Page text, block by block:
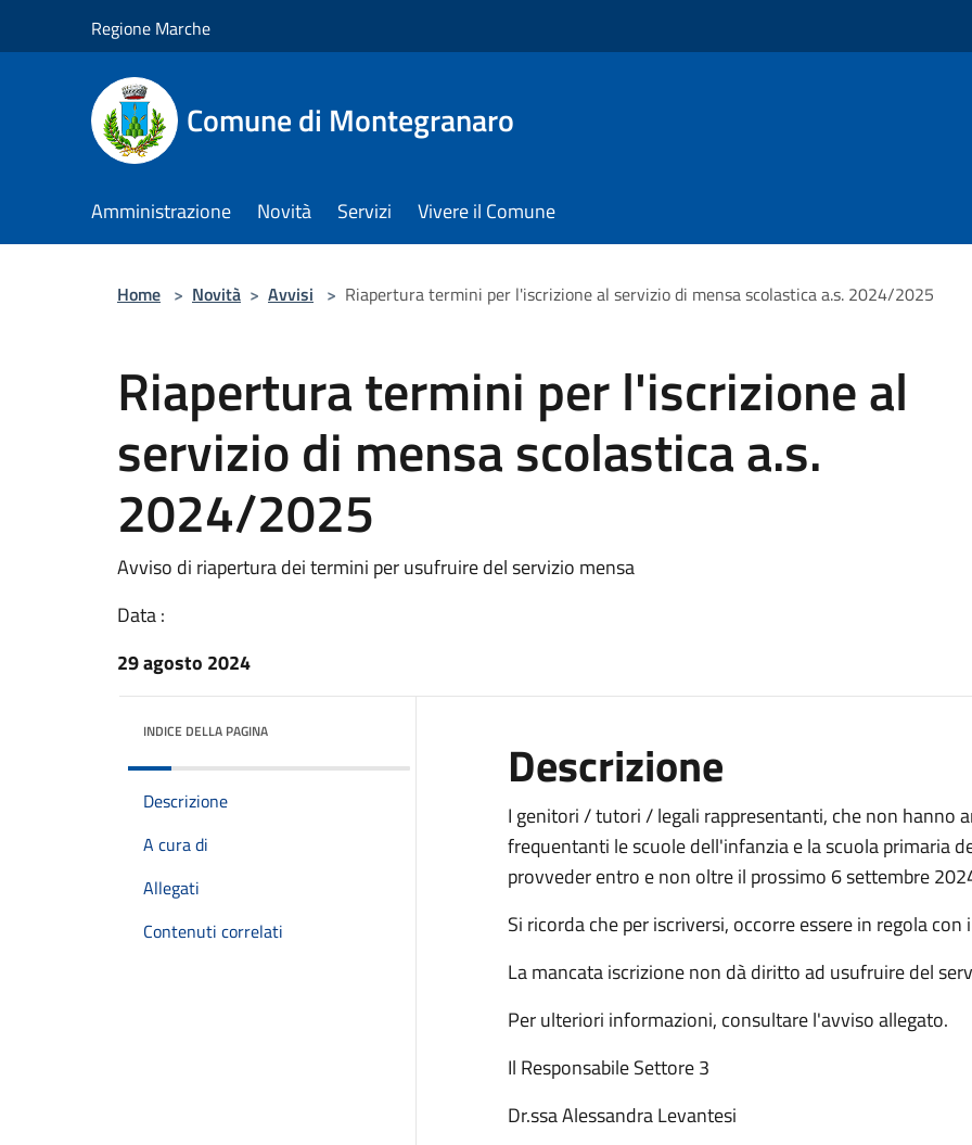
Regione Marche
Comune di Montegranaro
Amministrazione Novità Servizi Vivere il Comune
Home > Novità > Avvisi > Riapertura termini per l'iscrizione al servizio di mensa scolastica a.s. 2024/2025
Riapertura termini per l'iscrizione al
servizio di mensa scolastica a.s.
2024/2025
Avviso di riapertura dei termini per usufruire del servizio mensa
Data :
29 agosto 2024
INDICE DELLA PAGINA
Descrizione
A cura di
Allegati
Contenuti correlati
Descrizione
I genitori / tutori / legali rappresentanti, che non hanno
frequentanti le scuole dell'infanzia e la scuola primaria
provveder entro e non oltre il prossimo 6 settembre
Si ricorda che per iscriversi, occorre essere in regola con
La mancata iscrizione non dà diritto ad usufruire del
Per ulteriori informazioni, consultare l'avviso allegato.
Il Responsabile Settore 3
Dr.ssa Alessandra Levantesi